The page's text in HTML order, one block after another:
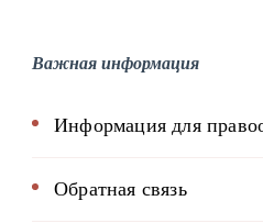
Важная информация
Информация для
Обратная связь